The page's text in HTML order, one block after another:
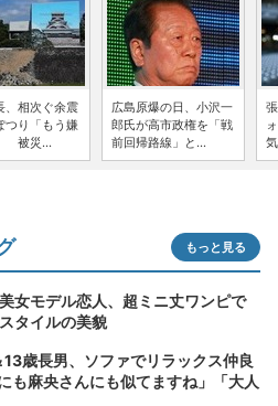
、相次ぐ余震
つり「もう嫌
被災...
広島原爆の日、小沢一
郎氏が高市政権を「戦
前回帰路線」と...
もっと見る
女モデル恋人、超ミニ丈ワンピで
タイルの美貌
歳長男、ソファでリラックス仲良
麻央さんにも似てますね」「大人